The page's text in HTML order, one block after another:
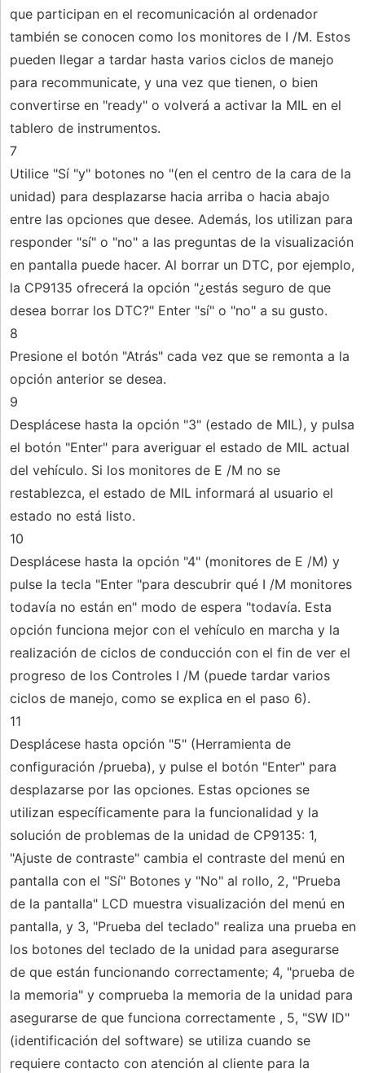
que participan en el recomunicación al ordenador
también se conocen como los monitores de I /M. Estos
pueden llegar a tardar hasta varios ciclos de manejo
para recommunicate, y una vez que tienen, o bien
convertirse en "ready" o volverá a activar la MIL en el
tablero de instrumentos.
7
Utilice "Sí "y" botones no "(en el centro de la cara de la
unidad) para desplazarse hacia arriba o hacia abajo
entre las opciones que desee. Además, los utilizan para
responder "sí" o "no" a las preguntas de la visualización
en pantalla puede hacer. Al borrar un DTC, por ejemplo,
la CP9135 ofrecerá la opción "¿estás seguro de que
desea borrar los DTC?" Enter "sí" o "no" a su gusto.
8
Presione el botón "Atrás" cada vez que se remonta a la
opción anterior se desea.
9
Desplácese hasta la opción "3" (estado de MIL), y pulsa
el botón "Enter" para averiguar el estado de MIL actual
del vehículo. Si los monitores de E /M no se
restablezca, el estado de MIL informará al usuario el
estado no está listo.
10
Desplácese hasta la opción "4" (monitores de E /M) y
pulse la tecla "Enter "para descubrir qué I /M monitores
todavía no están en" modo de espera "todavía. Esta
opción funciona mejor con el vehículo en marcha y la
realización de ciclos de conducción con el fin de ver el
progreso de los Controles I /M (puede tardar varios
ciclos de manejo, como se explica en el paso 6).
11
Desplácese hasta opción "5" (Herramienta de
configuración /prueba), y pulse el botón "Enter" para
desplazarse por las opciones. Estas opciones se
utilizan específicamente para la funcionalidad y la
solución de problemas de la unidad de CP9135: 1,
"Ajuste de contraste" cambia el contraste del menú en
pantalla con el "Sí" Botones y "No" al rollo, 2, "Prueba
de la pantalla" LCD muestra visualización del menú en
pantalla, y 3, "Prueba del teclado" realiza una prueba en
los botones del teclado de la unidad para asegurarse
de que están funcionando correctamente; 4, "prueba de
la memoria" y comprueba la memoria de la unidad para
asegurarse de que funciona correctamente , 5, "SW ID"
(identificación del software) se utiliza cuando se
requiere contacto con atención al cliente para la